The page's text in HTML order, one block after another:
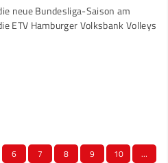
neue Bundesliga-Saison am
ETV Hamburger Volksbank Volleys
6 7 8 9 10 …